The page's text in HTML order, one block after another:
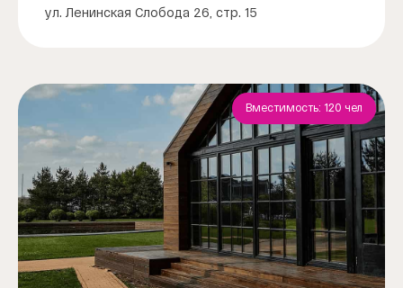
ул. Ленинская Слобода 26, стр. 15
Вместимость: 120 чел